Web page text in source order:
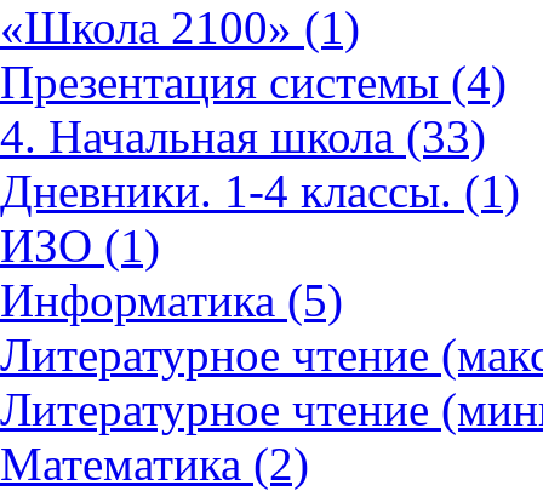
«Школа 2100» (1)
Презентация системы (4)
4. Начальная школа (33)
Дневники. 1-4 классы. (1)
ИЗО (1)
Информатика (5)
Литературное чтение
Литературное чтение
Математика (2)